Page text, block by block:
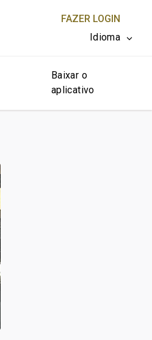
FAZER LOGIN
Idioma
Baixar o
aplicativo